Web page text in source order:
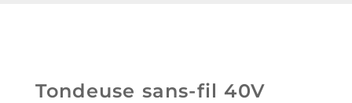
Tondeuse sans-fil 40V